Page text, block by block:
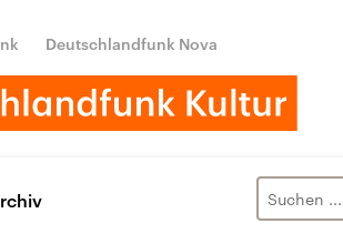
Deutschlandfunk Nova